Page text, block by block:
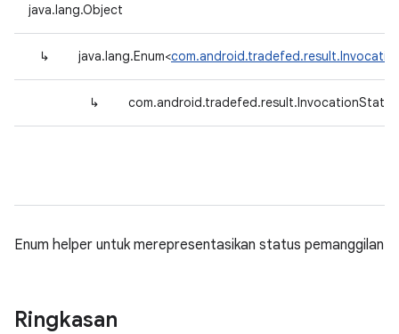
java.lang.Object
↳ java.lang.Enum<
↳ com.android.tradefed.result.InvocationStatus
Enum helper untuk merepresentasikan status pemanggilan
Ringkasan